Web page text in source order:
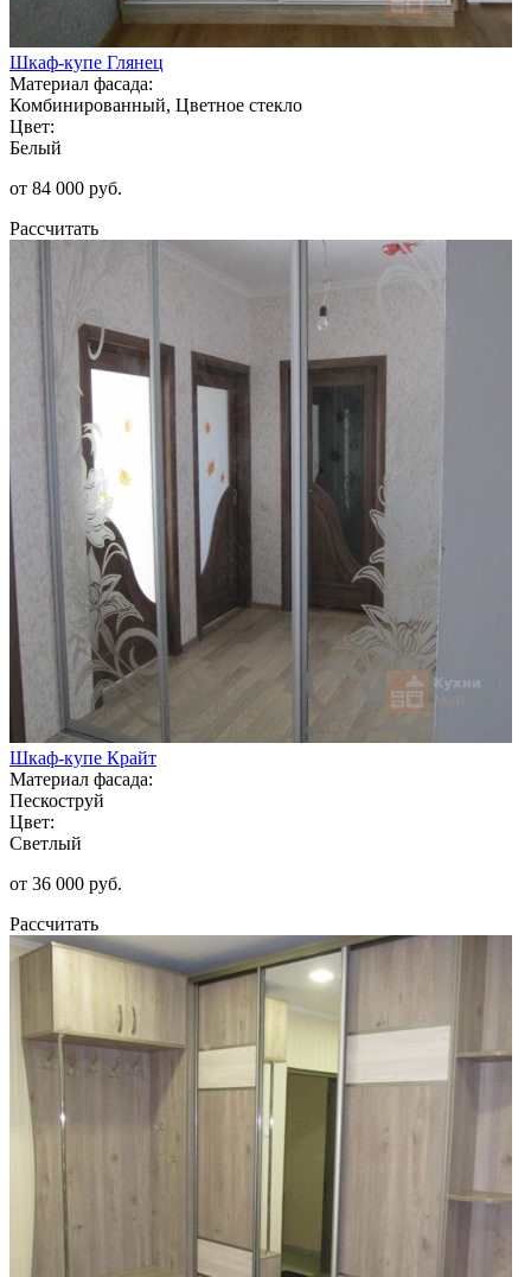
Шкаф-купе Глянец
Материал фасада:
Комбинированный, Цветное стекло
Цвет:
Белый
от 84 000 руб.
Рассчитать
Шкаф-купе Крайт
Материал фасада:
Пескоструй
Цвет:
Светлый
от 36 000 руб.
Рассчитать